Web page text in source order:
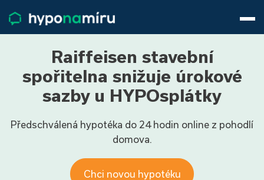
Životní pojištění
Pojištění nemovitosti
Články
O nás
800 688 388
Přihlásit
Raiffeisen stavební
spořitelna snižuje úrokové
sazby u HYPOsplátky
Předschválená hypotéka do 24 hodin online z pohodlí
domova.
Chci novou hypotéku